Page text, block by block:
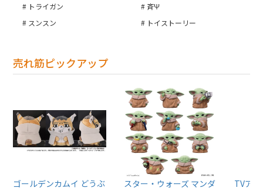
トライガン
斉Ψ
スンスン
トイストーリー
売れ筋ピックアップ
ゴールデンカムイ どうぶ
スター・ウォーズ マンダ
TVア